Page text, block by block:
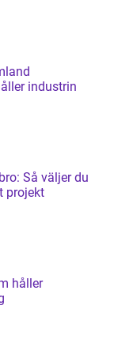
industrin
Så väljer du
projekt
håller